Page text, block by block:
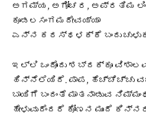
ಅಗಮ್ಯ, ಅಗೋಚರ, ಅಪ್ರತಿಮ
ಕೂಡಲಸಂಗಮದೇವಯ್ಯಾ
ಎನ್ನ ಕರಸ್ಥಳಕ್ಕೆ ಬಂದು
ಇಲ್ಲಿ ಒಂದೊಂದು ಶಬ್ದಕ್ಕೂ
ಹಿನ್ನೆಲೆಯಿದೆ. ಪಾಪ, ಹೆಚ್ಚೆಚ್ಚು
ಬಾಯಿಗೆ ಬಂದಂತೆ ಮಾತನಾಡುವ
ಹೇಳುವುದೆಂದರೆ ಕೋಣನ ಮುಂದೆ